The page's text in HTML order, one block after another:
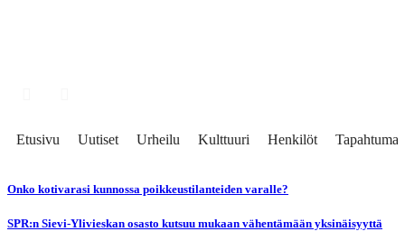
Etusivu Uutiset Urheilu Kulttuuri Henkilöt Tapahtumat
Onko kotivarasi kunnossa poikkeustilanteiden varalle?
SPR:n Sievi-Ylivieskan osasto kutsuu mukaan vähentämään yksinäisyyttä